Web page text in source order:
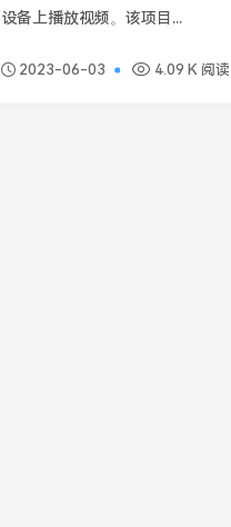
设备上播放视频。该项目...
2023-06-03 4.09 K 阅读